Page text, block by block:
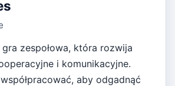
zespołowa, która rozwija
i komunikacyjne.
aby odgadnąć